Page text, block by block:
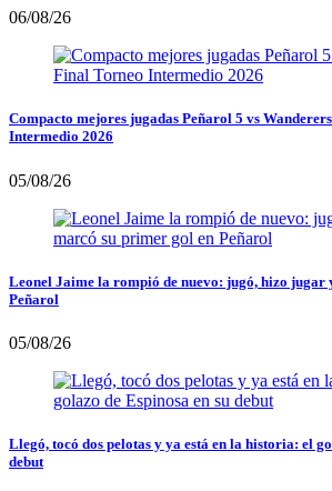
06/08/26
Compacto mejores jugadas Peñarol 5 vs
Intermedio 2026
05/08/26
Leonel Jaime la rompió de nuevo: jugó, hizo jugar
Peñarol
05/08/26
Llegó, tocó dos pelotas y ya está en la historia: el
debut